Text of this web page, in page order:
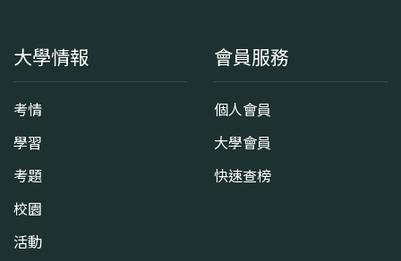
大學情報
考情
學習
考題
校園
活動
會員服務
個人會員
大學會員
快速查榜